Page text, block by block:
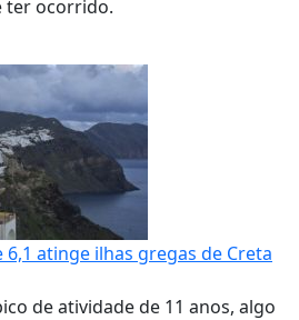
ter ocorrido.
atinge ilhas gregas de Creta
de atividade de 11 anos, algo